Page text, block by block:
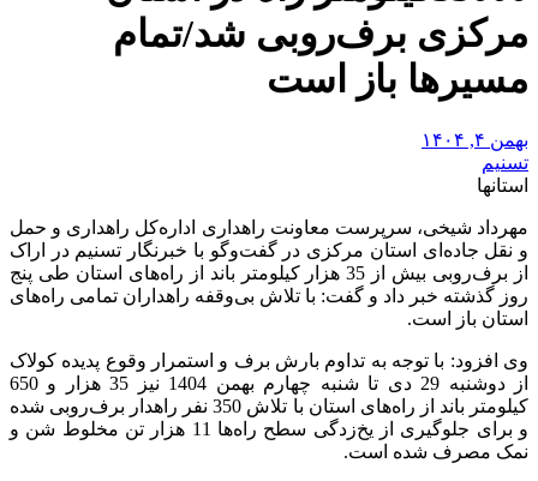
مرکزی برف‌روبی شد/تمام
مسیرها باز است
بهمن ۴, ۱۴۰۴
تسنیم
استانها
مهرداد شیخی، سرپرست معاونت راهداری اداره‌کل راهداری و حمل
و نقل جاده‌ای استان مرکزی در گفت‌وگو با خبرنگار تسنیم در اراک
از برف‌روبی بیش از 35 هزار کیلومتر باند از راه‌های استان طی پنج
روز گذشته خبر داد و گفت: با تلاش بی‌وقفه راهداران تمامی راه‌های
استان باز است.
وی افزود: با توجه به تداوم بارش برف و استمرار وقوع پدیده کولاک
از دوشنبه 29 دی تا شنبه چهارم بهمن 1404 نیز 35 هزار و 650
کیلومتر باند از راه‌های استان با تلاش 350 نفر راهدار برف‌روبی شده
و برای جلوگیری از یخ‌زدگی سطح راه‌ها 11 هزار تن مخلوط شن و
نمک مصرف شده است.